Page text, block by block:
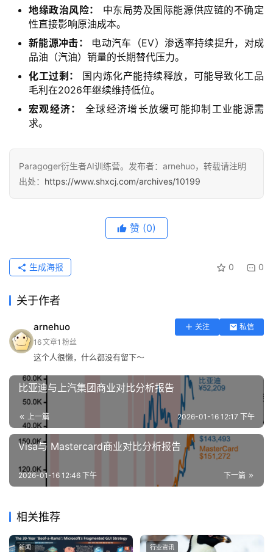
地缘政治风险：
中东局势及国际能源供应链的不确定
性直接影响原油成本。
新能源冲击：
电动汽车（EV）渗透率持续提升，对成
品油（汽油）销量的长期替代压力。
化工过剩：
国内炼化产能持续释放，可能导致化工品
毛利在2026年继续维持低位。
宏观经济：
全球经济增长放缓可能抑制工业能源需
求。
Paragoger衍生者AI训练营。发布者：arnehuo，转载请注明
出处： https://www.shxcj.com/archives/10199
赞 (0)
0 0
生成海报
关于作者
arnehuo 关注
私信
16文章1 粉丝
这个人很懒，什么都没有留下～
比亚迪与上汽集团商业对比分析报告
上一篇 2026-01-16 12:17 下午
Visa与 Mastercard商业对比分析报告
下一篇
2026-01-16 12:46 下午
相关推荐
新闻 行业资讯